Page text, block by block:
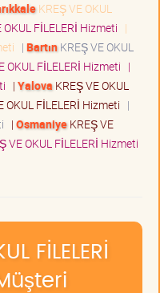
KREŞ VE OKUL
FİLELERİ Hizmeti |
| BartınKREŞ VE OKUL
OKUL FİLELERİ Hizmeti |
| Yalova KREŞ VE OKUL
OKUL FİLELERİ Hizmeti |
| OsmaniyeKREŞ VE
VE OKUL FİLELERİ Hizmeti
FİLELERİ